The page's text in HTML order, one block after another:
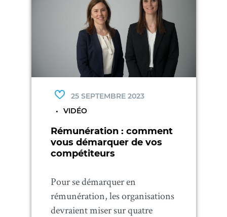
25 SEPTEMBRE 2023
VIDÉO
Rémunération : comment
vous démarquer de vos
compétiteurs
Pour se démarquer en
rémunération, les organisations
devraient miser sur quatre